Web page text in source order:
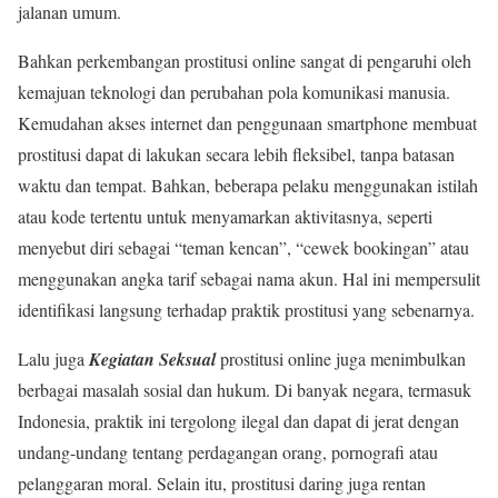
jalanan umum.
Bahkan perkembangan prostitusi online sangat di pengaruhi oleh
kemajuan teknologi dan perubahan pola komunikasi manusia.
Kemudahan akses internet dan penggunaan smartphone membuat
prostitusi dapat di lakukan secara lebih fleksibel, tanpa batasan
waktu dan tempat. Bahkan, beberapa pelaku menggunakan istilah
atau kode tertentu untuk menyamarkan aktivitasnya, seperti
menyebut diri sebagai “teman kencan”, “cewek bookingan” atau
menggunakan angka tarif sebagai nama akun. Hal ini mempersulit
identifikasi langsung terhadap praktik prostitusi yang sebenarnya.
Lalu juga Kegiatan Seksualprostitusi online juga menimbulkan
berbagai masalah sosial dan hukum. Di banyak negara, termasuk
Indonesia, praktik ini tergolong ilegal dan dapat di jerat dengan
undang-undang tentang perdagangan orang, pornografi atau
pelanggaran moral. Selain itu, prostitusi daring juga rentan